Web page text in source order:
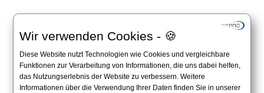
Wir verwenden Cookies - 🍪
Diese Website nutzt Technologien wie Cookies und vergleichbare
Funktionen zur Verarbeitung von Informationen, die uns dabei helfen,
das Nutzungserlebnis der Website zu verbessern. Weitere
Informationen über die Verwendung Ihrer Daten finden Sie in unserer
All information on this website is non-binding and you should always apply to the official